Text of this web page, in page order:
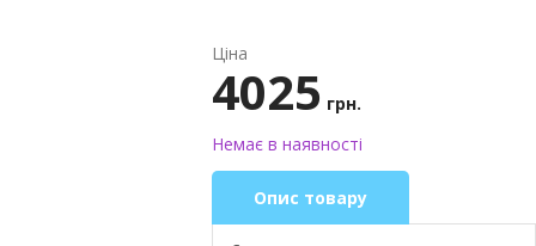
Ціна
4025 грн.
Немає в наявності
Опис товару